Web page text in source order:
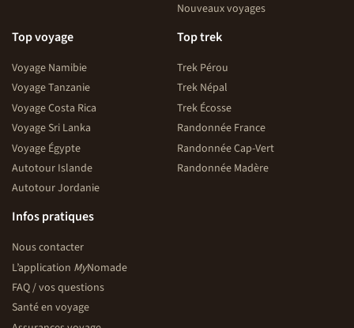
Nouveaux voyages
Top voyage
Voyage Namibie
Voyage Tanzanie
Voyage Costa Rica
Voyage Sri Lanka
Voyage Égypte
Autotour Islande
Autotour Jordanie
Top trek
Trek Pérou
Trek Népal
Trek Écosse
Randonnée France
Randonnée Cap-Vert
Randonnée Madère
Infos pratiques
Nous contacter
L’application MyNomade
FAQ / vos questions
Santé en voyage